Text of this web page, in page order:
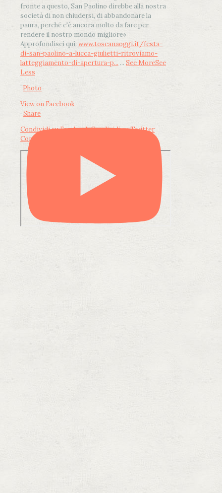
fronte a questo, San Paolino direbbe alla nostra
società di non chiudersi, di abbandonare la
paura, perché c'è ancora molto da fare per
rendere il nostro mondo migliore»
Approfondisci qui: www.toscanaoggi.it/festa-
di-san-paolino-a-lucca-giulietti-ritroviamo-
latteggiamento-di-apertura-p... ... See MoreSee
Less
Photo
View on Facebook
· Share
Condividi su FacebookCondividi su Twitter
Condividi su LinkedIn